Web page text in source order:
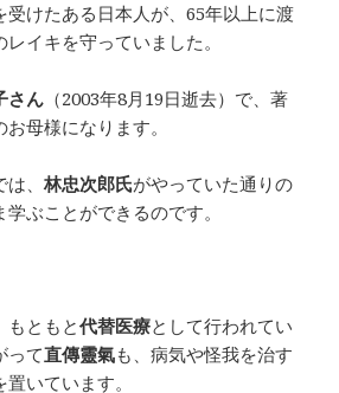
受けたある日本人が、65年以上に渡
イキを守っていました。
さん （2003年8月19日逝去）で、著
お母様になります。
は、林忠次郎氏がやっていた通りの
ぶことができるのです。
もともと代替医療として行われてい
って直傳靈氣も、病気や怪我を治す
いています。